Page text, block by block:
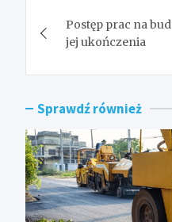
wpisu
Postęp prac na
jej ukończenia
Sprawdź również